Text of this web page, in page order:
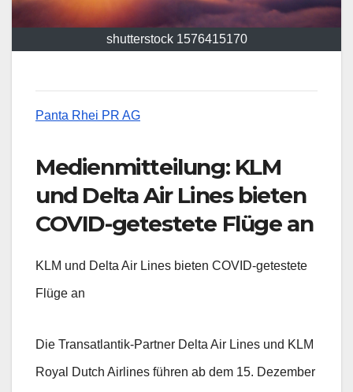
shutterstock 1576415170
Panta Rhei PR AG
Medienmitteilung: KLM
und Delta Air Lines bieten
COVID-getestete Flüge an
KLM und Delta Air Lines bieten COVID-getestete
Flüge an
Die Transatlantik-Partner Delta Air Lines und KLM
Royal Dutch Airlines führen ab dem 15. Dezember